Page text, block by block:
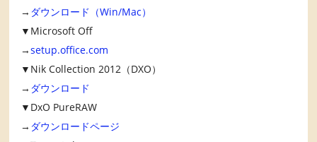
→ ダウンロード（Win/Mac）
▼Microsoft Off
→setup.office.com
▼Nik Collection 2012（DXO）
→ ダウンロード
▼DxO PureRAW
→ ダウンロードページ